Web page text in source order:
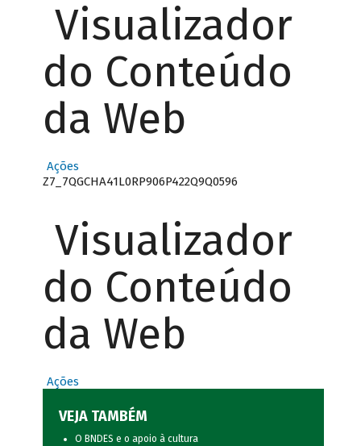
Visualizador
do Conteúdo
da Web
Ações
Z7_7QGCHA41L0RP906P422Q9Q0596
Visualizador
do Conteúdo
da Web
Ações
VEJA TAMBÉM
O BNDES e o apoio à cultura